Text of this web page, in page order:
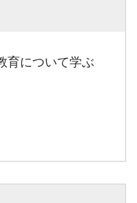
育について学ぶ